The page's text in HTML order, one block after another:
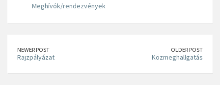
Meghívók/rendezvények
NEWER POST
Rajzpályázat
OLDER POST
Közmeghallgatás